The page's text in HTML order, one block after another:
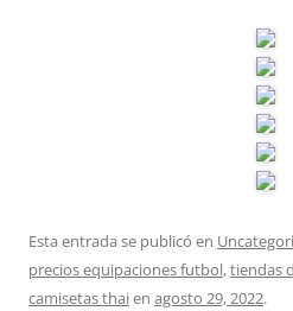
Esta entrada se publicó en
precios equipaciones futbol,tiendas
camisetas thaien agosto 29, 2022.